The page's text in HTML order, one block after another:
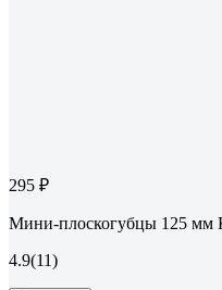
295 ₽
Мини-плоскогубцы 125 мм
4.9(11)